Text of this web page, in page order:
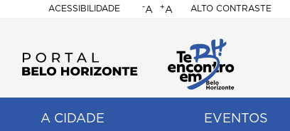
ACESSIBILIDADE
BELO
HORIZONTE
-A +A ALTO CONTRASTE
A CIDADE EVENTOS